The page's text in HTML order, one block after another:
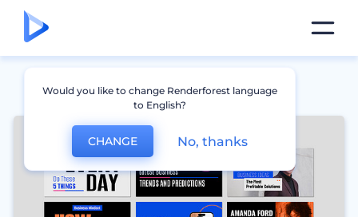
Would you like to change Renderforest language
to English?
CHANGE No, thanks